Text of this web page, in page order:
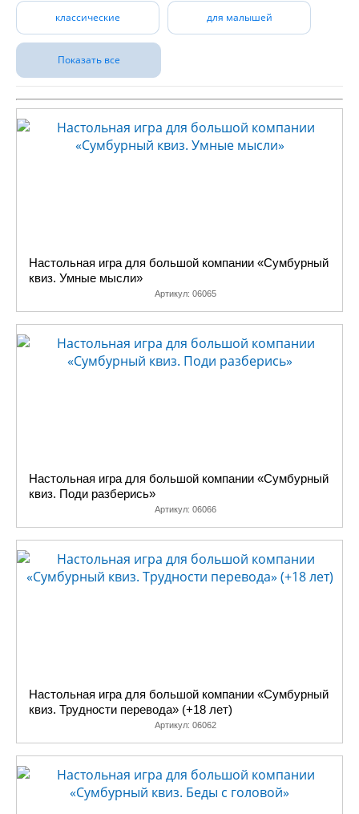
классические для малышей
Показать все
Настольная игра для большой компании «Сумбурный
квиз. Умные мысли»
Артикул: 06065
Настольная игра для большой компании «Сумбурный
квиз. Поди разберись»
Артикул: 06066
Настольная игра для большой компании «Сумбурный
квиз. Трудности перевода» (+18 лет)
Артикул: 06062